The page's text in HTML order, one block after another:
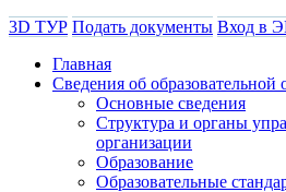
3D ТУР Подать документы Вход в
Главная
Сведения об образовательной
Основные сведения
Структура и органы
организации
Образование
Образовательные